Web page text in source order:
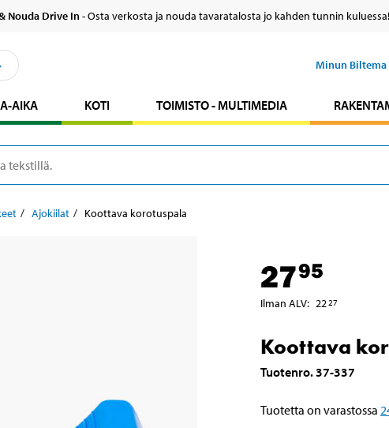
Nouda Drive In- Osta verkosta ja nouda tavaratalosta jo kahden tunnin kuluessa!
Minun Biltema
AIKA KOTI TOIMISTO - MULTIMEDIA
Ajokiilat Koottava korotuspala
2795
Ilman ALV: 22 27
Koottava
Tuotenro.37-337
Tuotetta on varastossa